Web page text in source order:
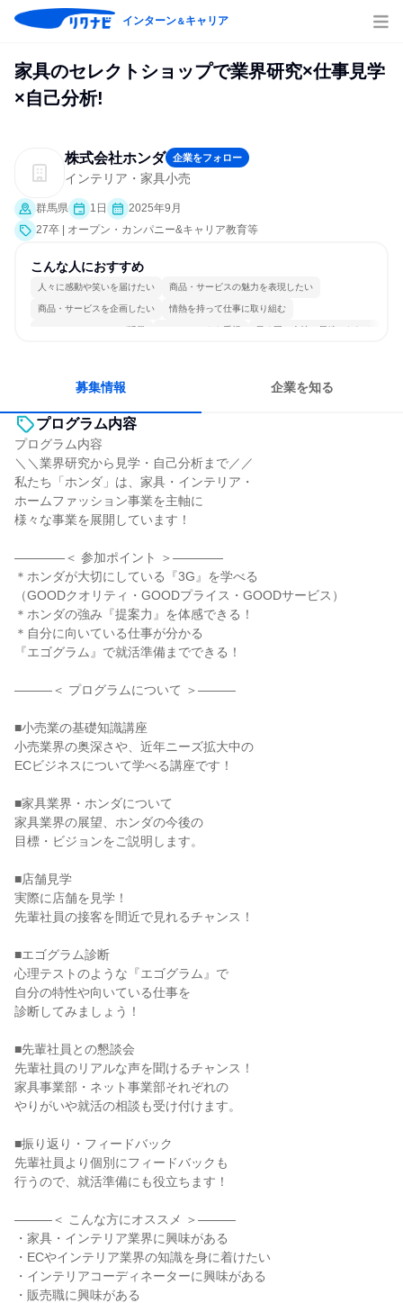
インターン＆キャリア
家具のセレクトショップで業界研究×仕事見学
×自己分析!
株式会社ホンダ 企業をフォロー
インテリア・家具小売
群馬県 1日
2025年9月
27卒 | オープン・カンパニー&キャリア教育等
こんな人におすすめ
人々に感動や笑いを届けたい 商品・サービスの魅力を表現したい
商品・サービスを企画したい 情熱を持って仕事に取り組む
コミュニケーションが活発 チームワークを重視 長く同じ会社に居続けられる
募集情報 企業を知る
プログラム内容
プログラム内容
＼＼業界研究から見学・自己分析まで／／
私たち「ホンダ」は、家具・インテリア・
ホームファッション事業を主軸に
様々な事業を展開しています！
――――＜ 参加ポイント ＞――――
＊ホンダが大切にしている『3G』を学べる
（GOODクオリティ・GOODプライス・GOODサービス）
＊ホンダの強み『提案力』を体感できる！
＊自分に向いている仕事が分かる
『エゴグラム』で就活準備までできる！
―――＜ プログラムについて ＞―――
■小売業の基礎知識講座
小売業界の奥深さや、近年ニーズ拡大中の
ECビジネスについて学べる講座です！
■家具業界・ホンダについて
家具業界の展望、ホンダの今後の
目標・ビジョンをご説明します。
■店舗見学
実際に店舗を見学！
先輩社員の接客を間近で見れるチャンス！
■エゴグラム診断
心理テストのような『エゴグラム』で
自分の特性や向いている仕事を
診断してみましょう！
■先輩社員との懇談会
先輩社員のリアルな声を聞けるチャンス！
家具事業部・ネット事業部それぞれの
やりがいや就活の相談も受け付けます。
■振り返り・フィードバック
先輩社員より個別にフィードバックも
行うので、就活準備にも役立ちます！
―――＜ こんな方にオススメ ＞―――
・家具・インテリア業界に興味がある
・ECやインテリア業界の知識を身に着けたい
・インテリアコーディネーターに興味がある
・販売職に興味がある